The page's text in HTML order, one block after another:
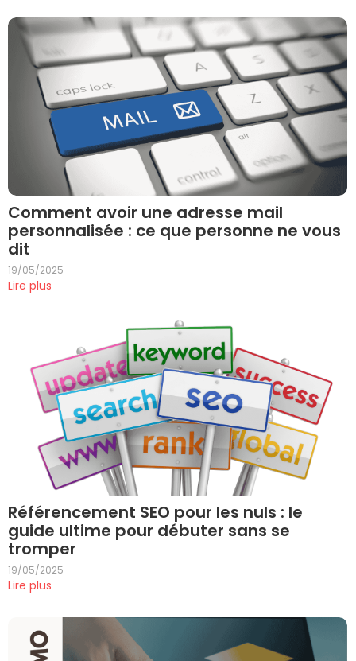
Comment avoir une adresse mail
personnalisée : ce que personne ne vous
dit
19/05/2025
Lire plus
Référencement SEO pour les nuls : le
guide ultime pour débuter sans se
tromper
19/05/2025
Lire plus